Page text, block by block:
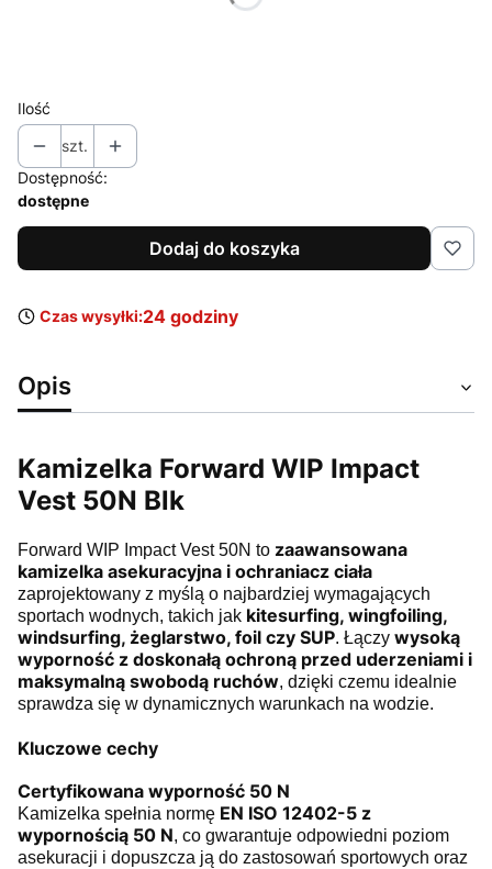
Ilość
szt.
Dostępność:
dostępne
Dodaj do koszyka
Czas wysyłki:24 godziny
Opis
Kamizelka Forward WIP Impact
Vest 50N Blk
Forward WIP Impact Vest 50N to zaawansowana
kamizelka asekuracyjna i ochraniacz ciała
zaprojektowany z myślą o najbardziej wymagających
sportach wodnych, takich jak kitesurfing, wingfoiling,
windsurfing, żeglarstwo, foil czy SUP. Łączy wysoką
wyporność z doskonałą ochroną przed uderzeniami i
maksymalną swobodą ruchów, dzięki czemu idealnie
sprawdza się w dynamicznych warunkach na wodzie.
Kluczowe cechy
Certyfikowana wyporność 50 N
Kamizelka spełnia normę EN ISO 12402-5 z
wypornością 50 N, co gwarantuje odpowiedni poziom
asekuracji i dopuszcza ją do zastosowań sportowych oraz